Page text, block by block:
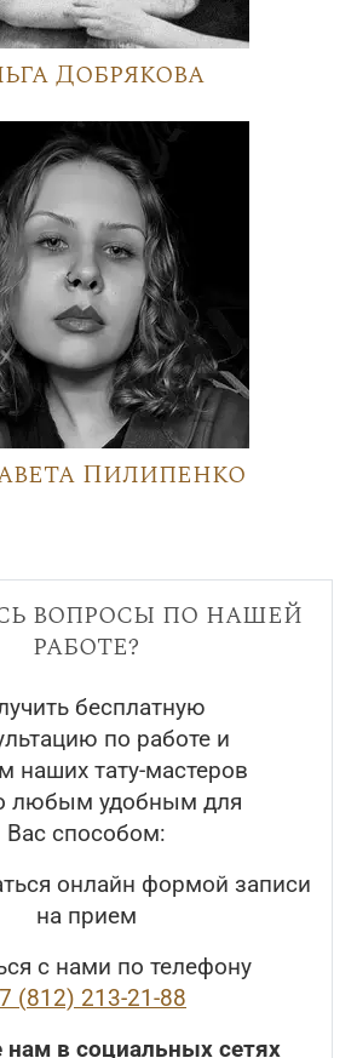
Добрякова
Пилипенко
вопросы по нашей
работе?
бесплатную
по работе и
наших тату-мастеров
любым удобным для
Вас способом:
онлайн формой записи
на прием
с нами по телефону
(812) 213-21-88
в социальных сетях